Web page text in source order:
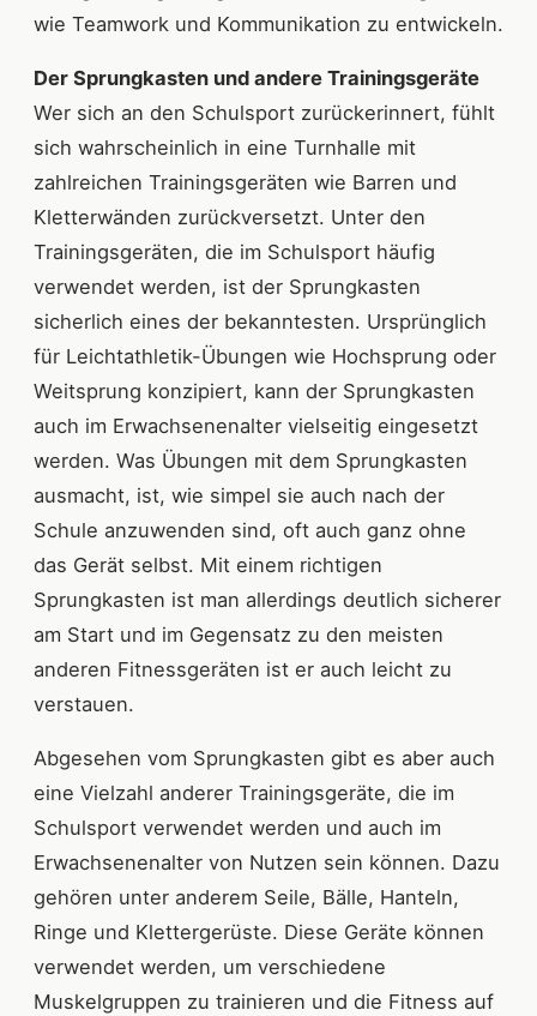
wie Teamwork und Kommunikation zu entwickeln.
Der Sprungkasten und andere Trainingsgeräte
Wer sich an den Schulsport zurückerinnert, fühlt
sich wahrscheinlich in eine Turnhalle mit
zahlreichen Trainingsgeräten wie Barren und
Kletterwänden zurückversetzt. Unter den
Trainingsgeräten, die im Schulsport häufig
verwendet werden, ist der Sprungkasten
sicherlich eines der bekanntesten. Ursprünglich
für Leichtathletik-Übungen wie Hochsprung oder
Weitsprung konzipiert, kann der Sprungkasten
auch im Erwachsenenalter vielseitig eingesetzt
werden. Was Übungen mit dem Sprungkasten
ausmacht, ist, wie simpel sie auch nach der
Schule anzuwenden sind, oft auch ganz ohne
das Gerät selbst. Mit einem richtigen
Sprungkasten ist man allerdings deutlich sicherer
am Start und im Gegensatz zu den meisten
anderen Fitnessgeräten ist er auch leicht zu
verstauen.
Abgesehen vom Sprungkasten gibt es aber auch
eine Vielzahl anderer Trainingsgeräte, die im
Schulsport verwendet werden und auch im
Erwachsenenalter von Nutzen sein können. Dazu
gehören unter anderem Seile, Bälle, Hanteln,
Ringe und Klettergerüste. Diese Geräte können
verwendet werden, um verschiedene
Muskelgruppen zu trainieren und die Fitness auf